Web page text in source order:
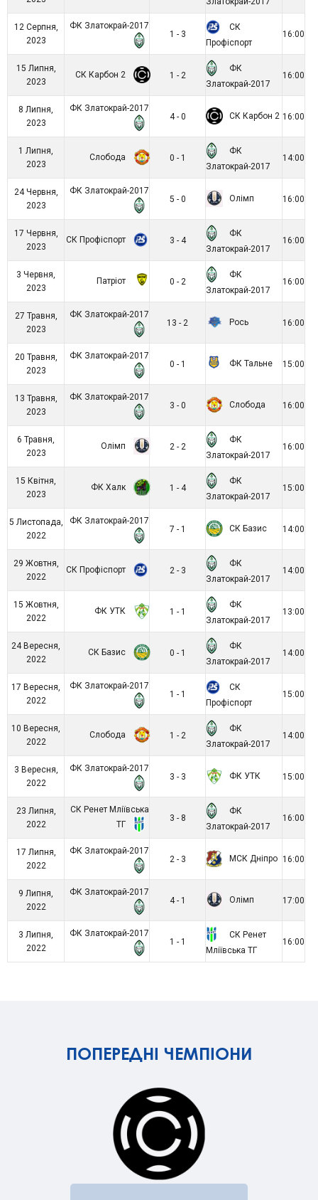
12 Серпня,
2023
ФК Златокрай-2017
1 - 3
СК
Профіспорт
16:00
15 Липня,
2023
СК Карбон 2 1 - 2
ФК
Златокрай-2017
16:00
8 Липня,
2023
ФК Златокрай-2017
4 - 0
СК Карбон 2 16:00
1 Липня,
2023
Слобода 0 - 1
ФК
Златокрай-2017
14:00
24 Червня,
2023
ФК Златокрай-2017
5 - 0
Олімп 16:00
17 Червня,
2023
СК Профіспорт 3 - 4
ФК
Златокрай-2017
16:00
3 Червня,
2023
Патріот 0 - 2
ФК
Златокрай-2017
16:00
27 Травня,
2023
ФК Златокрай-2017
13 - 2
Рось 16:00
20 Травня,
2023
ФК Златокрай-2017
0 - 1
ФК Тальне 15:00
13 Травня,
2023
ФК Златокрай-2017
3 - 0
Слобода 16:00
6 Травня,
2023
Олімп 2 - 2
ФК
Златокрай-2017
16:00
15 Квітня,
2023
ФК Халк 1 - 4
ФК
Златокрай-2017
15:00
5 Листопада,
2022
ФК Златокрай-2017
7 - 1
СК Базис 14:00
29 Жовтня,
2022
СК Профіспорт 2 - 3
ФК
Златокрай-2017
14:00
15 Жовтня,
2022
ФК УТК 1 - 1
ФК
Златокрай-2017
13:00
24 Вересня,
2022
СК Базис 0 - 1
ФК
Златокрай-2017
14:00
17 Вересня,
2022
ФК Златокрай-2017
1 - 1
СК
Профіспорт
15:00
10 Вересня,
2022
Слобода 1 - 2
ФК
Златокрай-2017
14:00
3 Вересня,
2022
ФК Златокрай-2017
3 - 3
ФК УТК 15:00
23 Липня,
2022
СК Ренет Мліївська
ТГ
3 - 8
ФК
Златокрай-2017
16:00
17 Липня,
2022
ФК Златокрай-2017
2 - 3
МСК Дніпро 16:00
9 Липня,
2022
ФК Златокрай-2017
4 - 1
Олімп 17:00
3 Липня,
2022
ФК Златокрай-2017
1 - 1
СК Ренет
Мліївська ТГ
16:00
ПОПЕРЕДНІ ЧЕМПІОНИ